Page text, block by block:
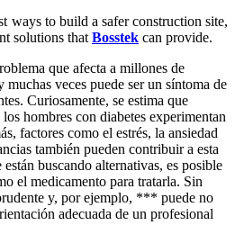
ways to build a safer construction site,
solutions thatBosstek can provide.
que afecta a millones de
veces puede ser un síntoma de
Curiosamente, se estima que
hombres con diabetes experimentan
factores como el estrés, la ansiedad
también pueden contribuir a esta
buscando alternativas, es posible
el medicamento para tratarla. Sin
y, por ejemplo, *** puede no
adecuada de un profesional